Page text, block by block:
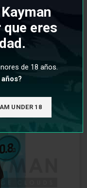
eres
de 18 años.
UNDER 18